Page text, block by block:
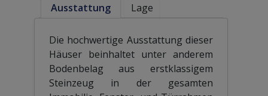
Ausstattung Lage
Die hochwertige Ausstattung dieser
Häuser beinhaltet unter anderem
Bodenbelag aus erstklassigem
Steinzeug in der gesamten